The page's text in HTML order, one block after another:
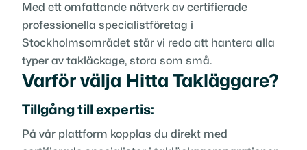
Med ett omfattande nätverk av certifierade
professionella specialistföretag i
Stockholmsområdet står vi redo att hantera alla
typer av takläckage, stora som små.
Varför välja Hitta Takläggare?
Tillgång till expertis:
På vår plattform kopplas du direkt med